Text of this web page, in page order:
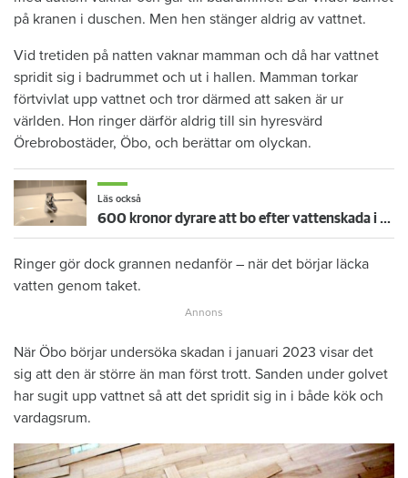
på kranen i duschen. Men hen stänger aldrig av vattnet.
Vid tretiden på natten vaknar mamman och då har vattnet
spridit sig i badrummet och ut i hallen. Mamman torkar
förtvivlat upp vattnet och tror därmed att saken är ur
världen. Hon ringer därför aldrig till sin hyresvärd
Örebrobostäder, Öbo, och berättar om olyckan.
Läs också
600 kronor dyrare att bo efter vattenskada i Varberg
Ringer gör dock grannen nedanför – när det börjar läcka
vatten genom taket.
När Öbo börjar undersöka skadan i januari 2023 visar det
sig att den är större än man först trott. Sanden under golvet
har sugit upp vattnet så att det spridit sig in i både kök och
vardagsrum.